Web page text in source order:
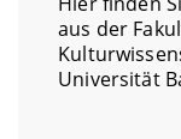
aus der
Universität